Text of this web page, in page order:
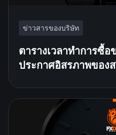
ข่าวสารของบริษัท
ตารางเวลาทำการซื้
ประกาศอิสรภาพของ